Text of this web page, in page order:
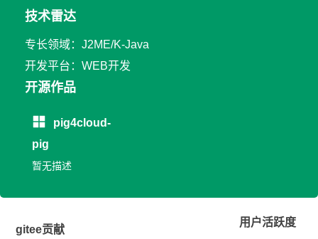
技术雷达
专长领域：J2ME/K-Java
开发平台：WEB开发
开源作品
pig4cloud-
pig
暂无描述
gitee贡献
用户活跃度